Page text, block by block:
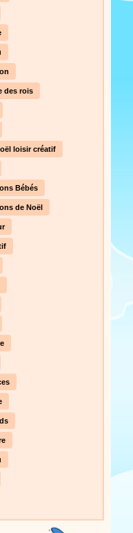
des rois
loisir créatif
Bébés
de Noël